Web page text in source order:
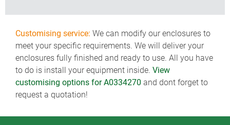
Customising service: We can modify our enclosures to
meet your specific requirements. We will deliver your
enclosures fully finished and ready to use. All you have
to do is install your equipment inside. View
customising options for A0334270 and dont forget to
request a quotation!